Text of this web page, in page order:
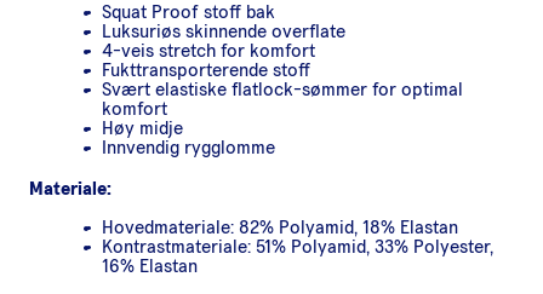
Squat Proof stoff bak
Luksuriøs skinnende overflate
4-veis stretch for komfort
Fukttransporterende stoff
Svært elastiske flatlock-sømmer for optimal
komfort
Høy midje
Innvendig rygglomme
Materiale:
Hovedmateriale: 82% Polyamid, 18% Elastan
Kontrastmateriale: 51% Polyamid, 33% Polyester,
16% Elastan